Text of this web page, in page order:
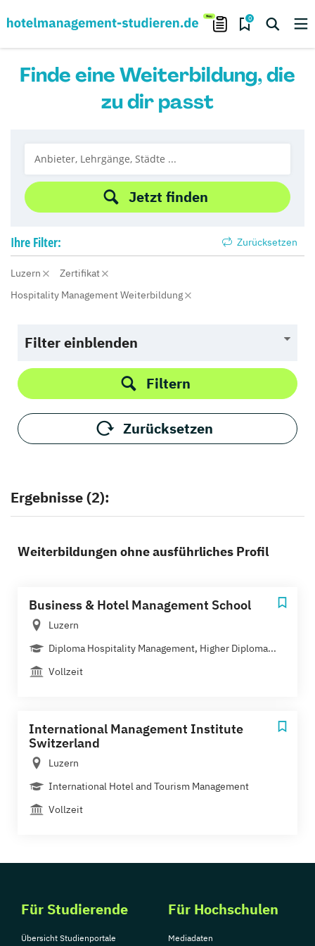
0
Finde eine Weiterbildung, die
zu dir passt
Jetzt finden
Ihre Filter: Zurücksetzen
Luzern
Zertifikat
Hospitality Management Weiterbildung
Filter einblenden
Filtern
Zurücksetzen
Ergebnisse (2):
Weiterbildungen ohne ausführliches Profil
Business & Hotel Management School
Luzern
Diploma Hospitality Management, Higher Diploma...
Vollzeit
International Management Institute
Switzerland
Luzern
International Hotel and Tourism Management
Vollzeit
Für Studierende
Übersicht Studienportale
Für Hochschulen
Mediadaten